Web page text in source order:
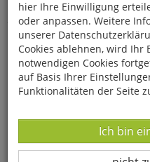
Kindergarten, Schule- und
Das große Limpert-
hier Ihre Einwilligung
oder anpassen. Weitere
unserer
Cookies ablehnen, wird Ihr
notwendigen Cookies
auf Basis Ihrer
Funktionalitäten der Seite
Ich bin